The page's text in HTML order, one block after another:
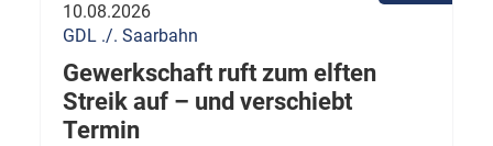
10.08.2026
GDL ./. Saarbahn
Gewerkschaft ruft zum elften
Streik auf – und verschiebt
Termin